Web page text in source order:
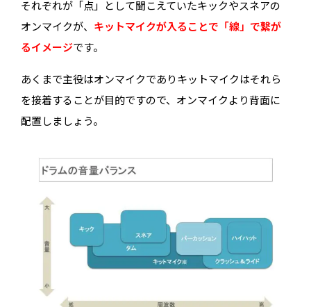
それぞれが「点」として聞こえていたキックやスネアの
オンマイクが、 キットマイクが入ることで「線」で繋が
るイメージです。
あくまで主役はオンマイクでありキットマイクはそれら
を接着することが目的ですので、オンマイクより背面に
配置しましょう。